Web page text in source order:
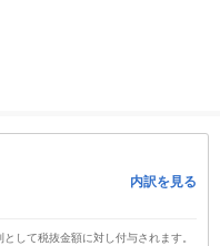
内訳を見る
して税抜金額に対し付与されます。